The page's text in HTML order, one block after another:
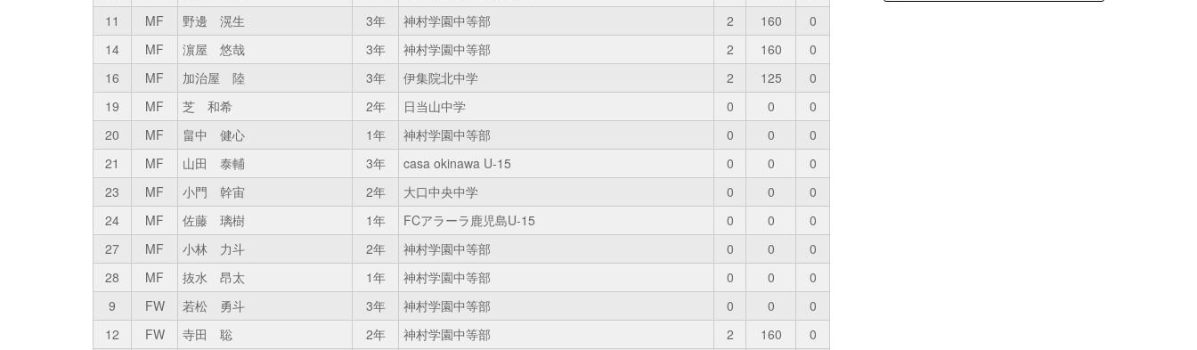
11
MF 野邊 滉生 3年 神村学園中等部 2 160
0
14
MF 濵屋 悠哉 3年 神村学園中等部 2 160
0
16
MF 加治屋 陸 3年 伊集院北中学 2 125
0
19
MF 芝 和希 2年 日当山中学 0 0
0
20
MF 畠中 健心 1年 神村学園中等部 0 0
0
21
MF 山田 泰輔 3年 casa okinawa U-15 0 0
0
23
MF 小門 幹宙 2年 大口中央中学 0 0
0
24
MF 佐藤 璃樹 1年 FCアラーラ鹿児島U-15 0 0
0
27
MF 小林 力斗 2年 神村学園中等部 0 0
0
28
MF 抜水 昂太 1年 神村学園中等部 0 0
0
9
FW 若松 勇斗 3年 神村学園中等部 0 0
0
12
FW 寺田 聡 2年 神村学園中等部 2 160 0